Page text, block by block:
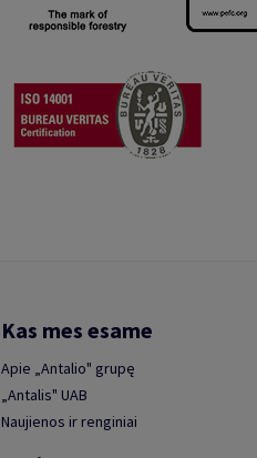
Kas mes esame
Apie „Antalio" grupę
„Antalis" UAB
Naujienos ir renginiai